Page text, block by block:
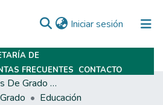
Iniciar sesión (current)
DE
FRECUENTES CONTACTO
Trabajos Finales De Grado Y Posgrado
Educación